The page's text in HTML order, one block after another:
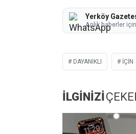
Yerköy
Anlık haberler
DAYANIKLI IÇIN
İLGİNİZİ